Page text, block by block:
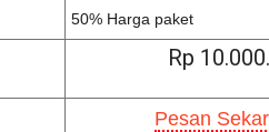
50% Harga paket
Rp
Pesan